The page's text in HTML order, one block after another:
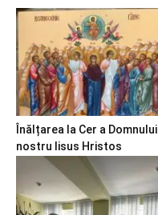
Înălțarea la Cer a Domnului
nostru Iisus Hristos